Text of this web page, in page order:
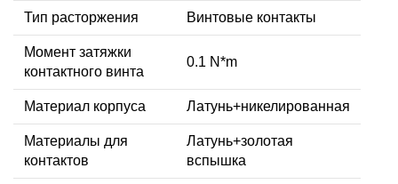
Тип расторжения Винтовые контакты
Момент затяжки
контактного винта
0.1 N*m
Материал корпуса Латунь+никелированная
Материалы для
контактов
Латунь+золотая
вспышка